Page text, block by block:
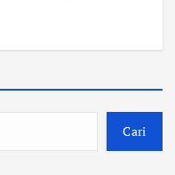
Cari